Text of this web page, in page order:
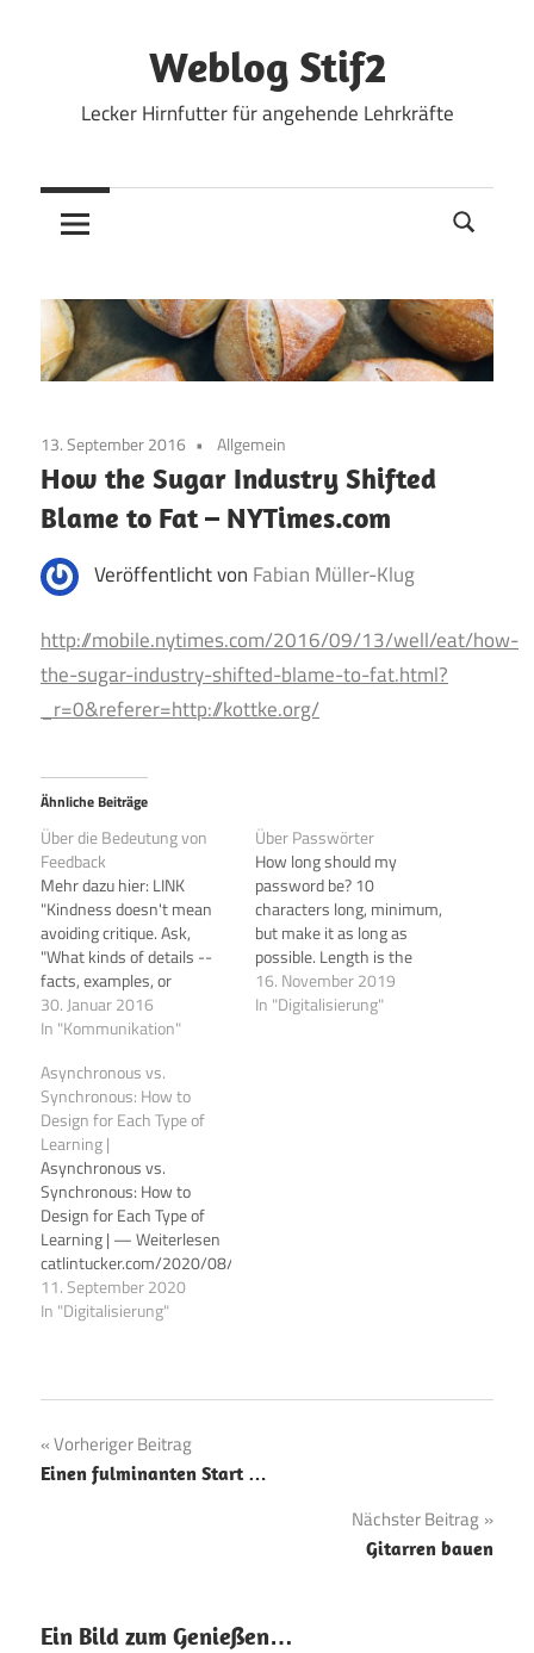
Weblog Stif2
Lecker Hirnfutter für angehende Lehrkräfte
13. September 2016 Allgemein
How the Sugar Industry Shifted
Blame to Fat – NYTimes.com
Veröffentlicht von Fabian Müller-Klug
http://mobile.nytimes.com/2016/09/13/well/eat/how-
the-sugar-industry-shifted-blame-to-fat.html?
_r=0&referer=http://kottke.org/
Ähnliche Beiträge
Über die Bedeutung von
Feedback
Mehr dazu hier: LINK
"Kindness doesn't mean
avoiding critique. Ask,
"What kinds of details --
facts, examples, or
illustrations -- would help
your reader better
It's more helpful than
saying, "You need to show
more effort in your writing
if you want readers to
value your position."…
30. Januar 2016
In "Kommunikation"
Über Passwörter
How long should my
password be? 10
characters long, minimum,
but make it as long as
possible. Length is the
most important factor to
strength. Does my
16. November 2019
In "Digitalisierung"
Asynchronous vs.
Synchronous: How to
Design for Each Type of
Learning |
Asynchronous vs.
Synchronous: How to
Design for Each Type of
Learning | — Weiterlesen
catlintucker.com/2020/08/asynchronous-
vs-synchronous/
11. September 2020
In "Digitalisierung"
Beitragsnavigation
Vorheriger Beitrag
Einen fulminanten Start …
Nächster Beitrag
Gitarren bauen
Ein Bild zum Genießen…